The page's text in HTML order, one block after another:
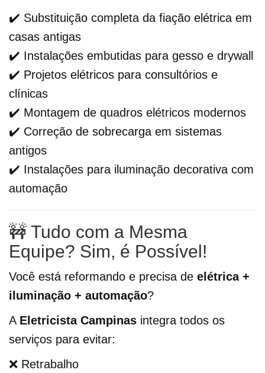
✔️ Substituição completa da fiação elétrica em
casas antigas
✔️ Instalações embutidas para gesso e drywall
✔️ Projetos elétricos para consultórios e
clínicas
✔️ Montagem de quadros elétricos modernos
✔️ Correção de sobrecarga em sistemas
antigos
✔️ Instalações para iluminação decorativa com
automação
🚧 Tudo com a Mesma
Equipe? Sim, é Possível!
Você está reformando e precisa de elétrica +
iluminação + automação?
A Eletricista Campinas integra todos os
serviços para evitar:
❌ Retrabalho